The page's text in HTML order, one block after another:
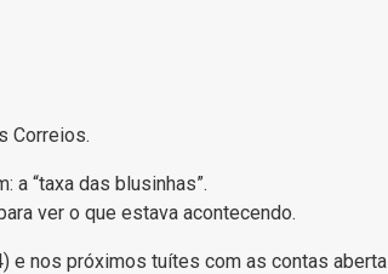
Correios.
“taxa das blusinhas”.
ver o que estava acontecendo.
e nos próximos tuítes com as contas